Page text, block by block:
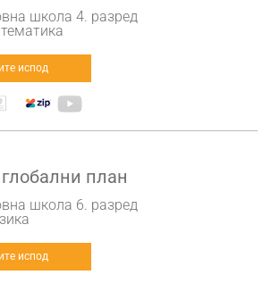
школа 4. разред
испод
план
школа 6. разред
испод